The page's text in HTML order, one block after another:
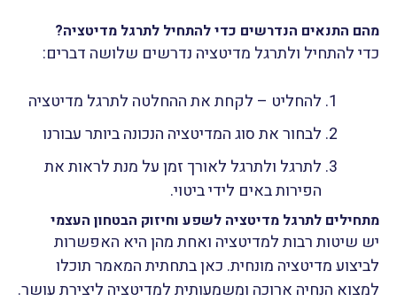
מהם התנאים הנדרשים כדי להתחיל לתרגל מדיטציה?
כדי להתחיל ולתרגל מדיטציה נדרשים שלושה דברים:
להחליט – לקחת את ההחלטה לתרגל מדיטציה
לבחור את סוג המדיטציה הנכונה ביותר עבורנו
לתרגל ולתרגל לאורך זמן על מנת לראות את
הפירות באים לידי ביטוי.
מתחילים לתרגל מדיטציה לשפע וחיזוק הבטחון העצמי
יש שיטות רבות למדיטציה ואחת מהן היא האפשרות
לביצוע מדיטציה מונחית. כאן בתחתית המאמר תוכלו
למצוא הנחיה ארוכה ומשמעותית למדיטציה ליצירת עושר.